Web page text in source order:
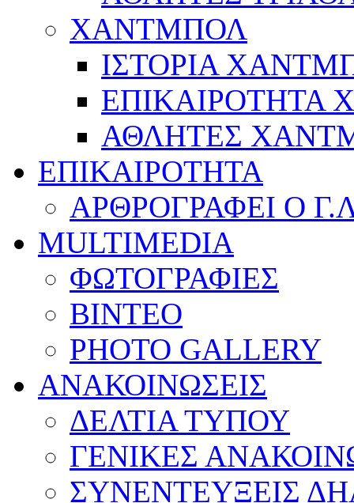
ΧΑΝΤΜΠΟΛ
ΙΣΤΟΡΙΑ
ΕΠΙΚΑΙΡΟΤΗΤΑ
ΑΘΛΗΤΕΣ
ΕΠΙΚΑΙΡΟΤΗΤΑ
ΑΡΘΡΟΓΡΑΦΕΙ Ο
MULTIMEDIA
ΦΩΤΟΓΡΑΦΙΕΣ
ΒΙΝΤΕΟ
PHOTO GALLERY
ΑΝΑΚΟΙΝΩΣΕΙΣ
ΔΕΛΤΙΑ ΤΥΠΟΥ
ΓΕΝΙΚΕΣ
ΣΥΝΕΝΤΕΥΞΕΙΣ